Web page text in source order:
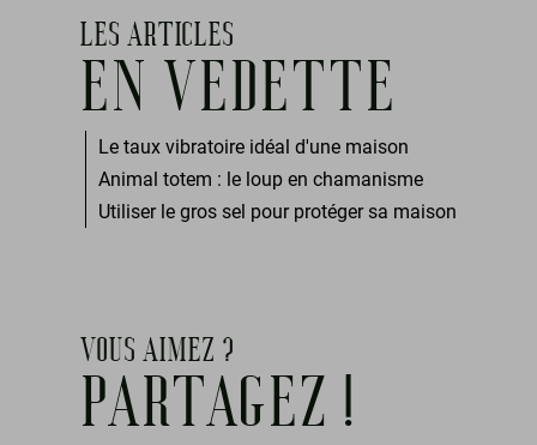
LES ARTICLES
EN VEDETTE
Le taux vibratoire idéal d'une maison
Animal totem : le loup en chamanisme
Utiliser le gros sel pour protéger sa maison
VOUS AIMEZ ?
PARTAGEZ !